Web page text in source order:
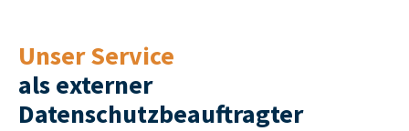
Unser Service
als externer
Datenschutzbeauftragter